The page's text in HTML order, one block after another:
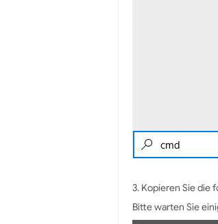
3. Kopieren Sie die
Bitte warten Sie